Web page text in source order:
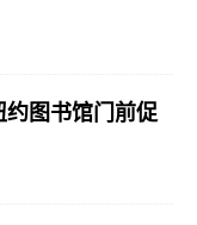
图书馆门前促